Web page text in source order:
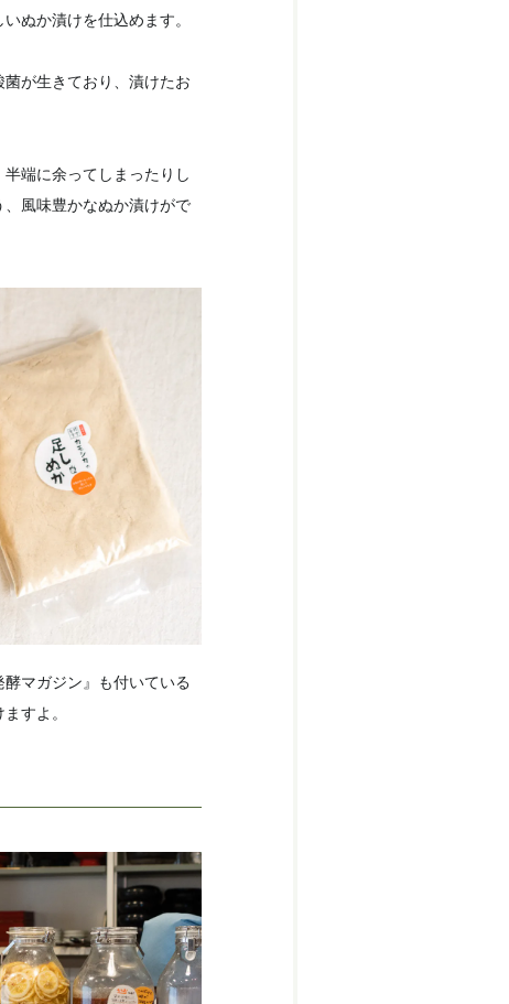
ぬか漬けを仕込めます。
が生きており、漬けたお
端に余ってしまったりし
風味豊かなぬか漬けがで
マガジン』も付いている
すよ。